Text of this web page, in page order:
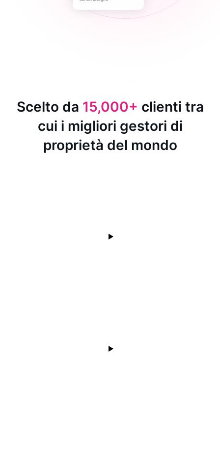
Scelto da 15,000+ clienti tra
cui i migliori gestori di
proprietà del mondo